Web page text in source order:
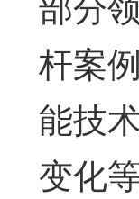
杆案
能技
变化